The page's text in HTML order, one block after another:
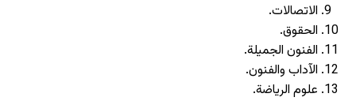
الاتصالات.
الحقوق.
الفنون الجميلة.
الآداب والفنون.
علوم الرياضة.